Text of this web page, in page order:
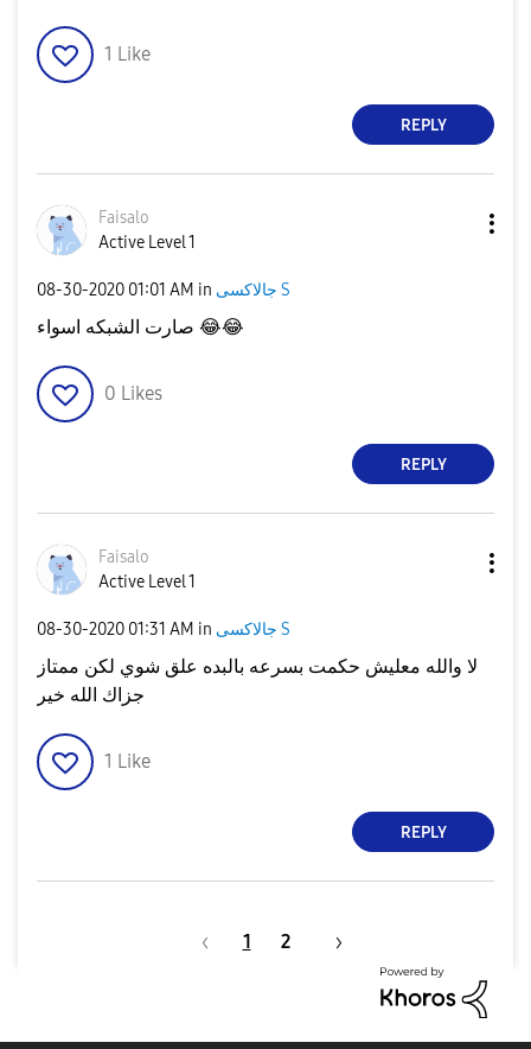
1 Like
REPLY
Faisalo
Active Level 1
‎08-30-2020 01:01 AM in جالاكسى S
😂😂
0 Likes
REPLY
Faisalo
Active Level 1
‎08-30-2020 01:31 AM in جالاكسى S
لا والله معليش حكمت بسرعه بالبده علق شوي لكن ممتاز
جزاك الله خير
1 Like
REPLY
1 2